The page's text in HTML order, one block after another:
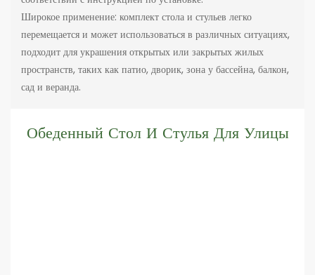
Широкое применение: комплект стола и стульев легко
перемещается и может использоваться в различных ситуациях,
подходит для украшения открытых или закрытых жилых
пространств, таких как патио, дворик, зона у бассейна, балкон,
сад и веранда.
Обеденный Стол И Стулья Для Улицы